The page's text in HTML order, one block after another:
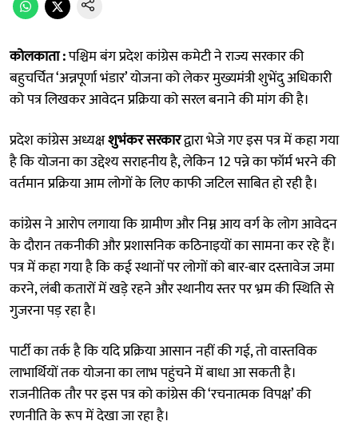
कोलकाता :पश्चिम बंग प्रदेश कांग्रेस कमेटी ने राज्य सरकार की
बहुचर्चित ‘अन्नपूर्णा भंडार’ योजना को लेकर मुख्यमंत्री शुभेंदु अधिकारी
को पत्र लिखकर आवेदन प्रक्रिया को सरल बनाने की मांग की है।
प्रदेश कांग्रेस अध्यक्षशुभंकर सरकारद्वारा भेजे गए इस पत्र में कहा गया
है कि योजना का उद्देश्य सराहनीय है, लेकिन 12 पन्ने का फॉर्म भरने की
वर्तमान प्रक्रिया आम लोगों के लिए काफी जटिल साबित हो रही है।
कांग्रेस ने आरोप लगाया कि ग्रामीण और निम्न आय वर्ग के लोग आवेदन
के दौरान तकनीकी और प्रशासनिक कठिनाइयों का सामना कर रहे हैं।
पत्र में कहा गया है कि कई स्थानों पर लोगों को बार-बार दस्तावेज जमा
करने, लंबी कतारों में खड़े रहने और स्थानीय स्तर पर भ्रम की स्थिति से
गुजरना पड़ रहा है।
पार्टी का तर्क है कि यदि प्रक्रिया आसान नहीं की गई, तो वास्तविक
लाभार्थियों तक योजना का लाभ पहुंचने में बाधा आ सकती है।
राजनीतिक तौर पर इस पत्र को कांग्रेस की ‘रचनात्मक विपक्ष’ की
रणनीति के रूप में देखा जा रहा है।